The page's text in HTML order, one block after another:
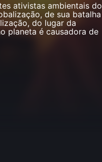
ativistas ambientais do
de sua batalha
do lugar da
planeta é causadora de